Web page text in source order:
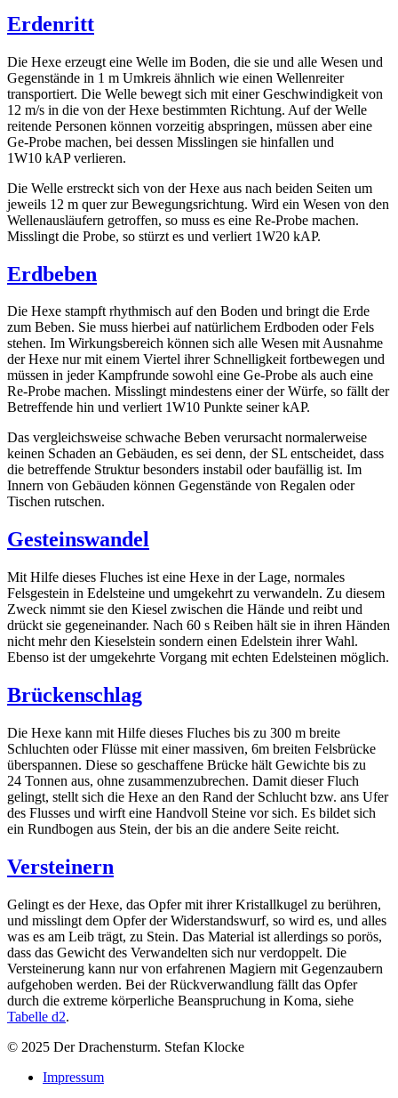
Erdenritt
Die Hexe erzeugt eine Welle im Boden, die sie und alle Wesen und
Gegenstände in 1 m Umkreis ähnlich wie einen Wellenreiter
transportiert. Die Welle bewegt sich mit einer Geschwindigkeit von
12 m/s in die von der Hexe bestimmten Richtung. Auf der Welle
reitende Personen können vorzeitig abspringen, müssen aber eine
Ge-Probe machen, bei dessen Misslingen sie hinfallen und
1W10 kAP verlieren.
Die Welle erstreckt sich von der Hexe aus nach beiden Seiten um
jeweils 12 m quer zur Bewegungsrichtung. Wird ein Wesen von den
Wellenausläufern getroffen, so muss es eine Re-Probe machen.
Misslingt die Probe, so stürzt es und verliert 1W20 kAP.
Erdbeben
Die Hexe stampft rhythmisch auf den Boden und bringt die Erde
zum Beben. Sie muss hierbei auf natürlichem Erdboden oder Fels
stehen. Im Wirkungsbereich können sich alle Wesen mit Ausnahme
der Hexe nur mit einem Viertel ihrer Schnelligkeit fortbewegen und
müssen in jeder Kampfrunde sowohl eine Ge-Probe als auch eine
Re-Probe machen. Misslingt mindestens einer der Würfe, so fällt der
Betreffende hin und verliert 1W10 Punkte seiner kAP.
Das vergleichsweise schwache Beben verursacht normalerweise
keinen Schaden an Gebäuden, es sei denn, der SL entscheidet, dass
die betreffende Struktur besonders instabil oder baufällig ist. Im
Innern von Gebäuden können Gegenstände von Regalen oder
Tischen rutschen.
Gesteinswandel
Mit Hilfe dieses Fluches ist eine Hexe in der Lage, normales
Felsgestein in Edelsteine und umgekehrt zu verwandeln. Zu diesem
Zweck nimmt sie den Kiesel zwischen die Hände und reibt und
drückt sie gegeneinander. Nach 60 s Reiben hält sie in ihren Händen
nicht mehr den Kieselstein sondern einen Edelstein ihrer Wahl.
Ebenso ist der umgekehrte Vorgang mit echten Edelsteinen möglich.
Brückenschlag
Die Hexe kann mit Hilfe dieses Fluches bis zu 300 m breite
Schluchten oder Flüsse mit einer massiven, 6m breiten Felsbrücke
überspannen. Diese so geschaffene Brücke hält Gewichte bis zu
24 Tonnen aus, ohne zusammenzubrechen. Damit dieser Fluch
gelingt, stellt sich die Hexe an den Rand der Schlucht bzw. ans Ufer
des Flusses und wirft eine Handvoll Steine vor sich. Es bildet sich
ein Rundbogen aus Stein, der bis an die andere Seite reicht.
Versteinern
Gelingt es der Hexe, das Opfer mit ihrer Kristallkugel zu berühren,
und misslingt dem Opfer der Widerstandswurf, so wird es, und alles
was es am Leib trägt, zu Stein. Das Material ist allerdings so porös,
dass das Gewicht des Verwandelten sich nur verdoppelt. Die
Versteinerung kann nur von erfahrenen Magiern mit Gegenzaubern
aufgehoben werden. Bei der Rückverwandlung fällt das Opfer
durch die extreme körperliche Beanspruchung in Koma, siehe
Tabelle d2.
© 2025 Der Drachensturm. Stefan Klocke
Impressum